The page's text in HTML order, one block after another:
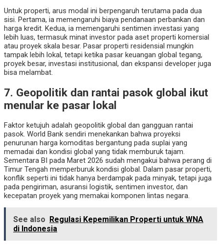
Untuk properti, arus modal ini berpengaruh terutama pada dua
sisi. Pertama, ia memengaruhi biaya pendanaan perbankan dan
harga kredit. Kedua, ia memengaruhi sentimen investasi yang
lebih luas, termasuk minat investor pada aset properti komersial
atau proyek skala besar. Pasar properti residensial mungkin
tampak lebih lokal, tetapi ketika pasar keuangan global tegang,
proyek besar, investasi institusional, dan ekspansi developer juga
bisa melambat.
7. Geopolitik dan rantai pasok global ikut
menular ke pasar lokal
Faktor ketujuh adalah geopolitik global dan gangguan rantai
pasok. World Bank sendiri menekankan bahwa proyeksi
penurunan harga komoditas bergantung pada suplai yang
memadai dan kondisi global yang tidak memburuk tajam.
Sementara BI pada Maret 2026 sudah mengakui bahwa perang di
Timur Tengah memperburuk kondisi global. Dalam pasar properti,
konflik seperti ini tidak hanya berdampak pada minyak, tetapi juga
pada pengiriman, asuransi logistik, sentimen investor, dan
kecepatan proyek yang memakai komponen lintas negara.
See also Regulasi Kepemilikan Properti untuk WNA
di Indonesia